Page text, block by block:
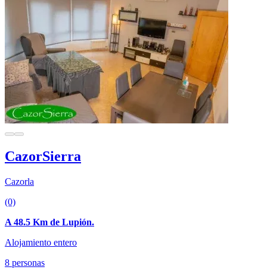
CazorSierra
Cazorla
(0)
A 48.5 Km de Lupión.
Alojamiento entero
8 personas